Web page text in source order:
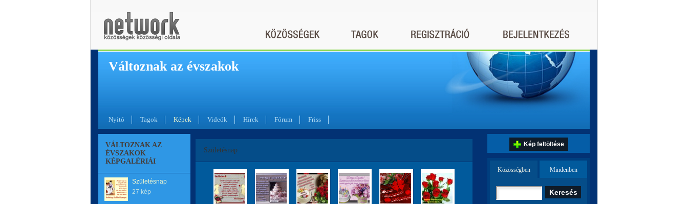
Változnak az évszakok
Nyitó Tagok Képek Videók Hírek Fórum Friss
VÁLTOZNAK AZ
ÉVSZAKOK
KÉPGALÉRIÁI
Születésnap
27 kép
Születésnap
Kép feltöltése
Közösségben Mindenben